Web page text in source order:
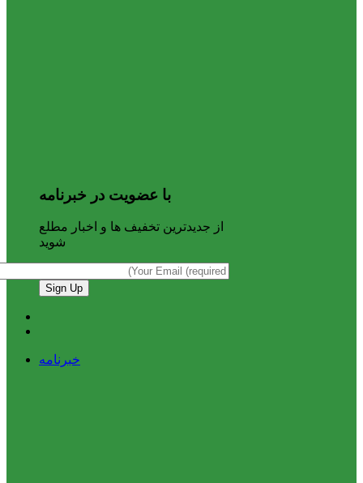
با عضویت در خبرنامه
از جدیدترین تخفیف ها و اخبار مطلع
شوید
خبرنامه